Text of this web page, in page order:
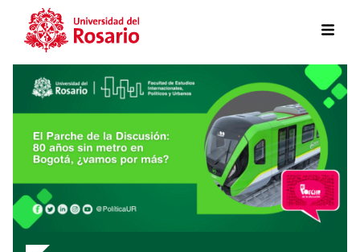
Skip to main content